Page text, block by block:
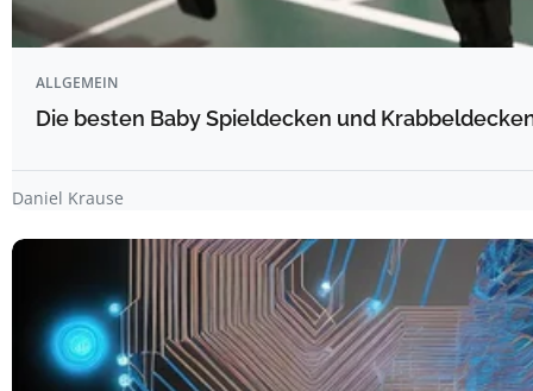
ALLGEMEIN
Die besten Baby Spieldecken und
Daniel Krause